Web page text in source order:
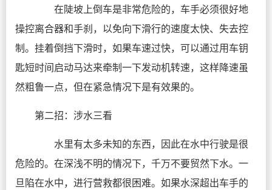
在陡坡上倒车是非常危险的，车手必须很好地
操控离合器和手刹，以免向下滑行的速度太快、失去控
制。挂着倒挡下滑时，如果车速过快，可以通过用车钥
匙短时间启动马达来牵制一下发动机转速，这样降速虽
然粗鲁一点，但在紧急情况下是有效果的。
第二招：涉水三看
水里有太多未知的东西，因此在水中行驶是很
危险的。在深浅不明的情况下，千万不要贸然下水。一
旦陷在水中，进行营救都很困难。如果水深超出车手的